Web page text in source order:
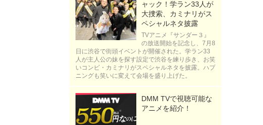
ャック！学ラン33人が
大捜索、カミナリがス
ペシャルネタ披露
TVアニメ『サンダー３』
の放送開始を記念し、7月8
日に渋谷で街頭イベントが開催された。学ラン33
人が主人公の妹を探す設定で渋谷を練り歩き、お笑
いコンビ・カミナリがスペシャルネタを披露。ハプ
ニングも笑いに変えて会場を盛り上げた。
DMM TVで視聴可能な
アニメを紹介！